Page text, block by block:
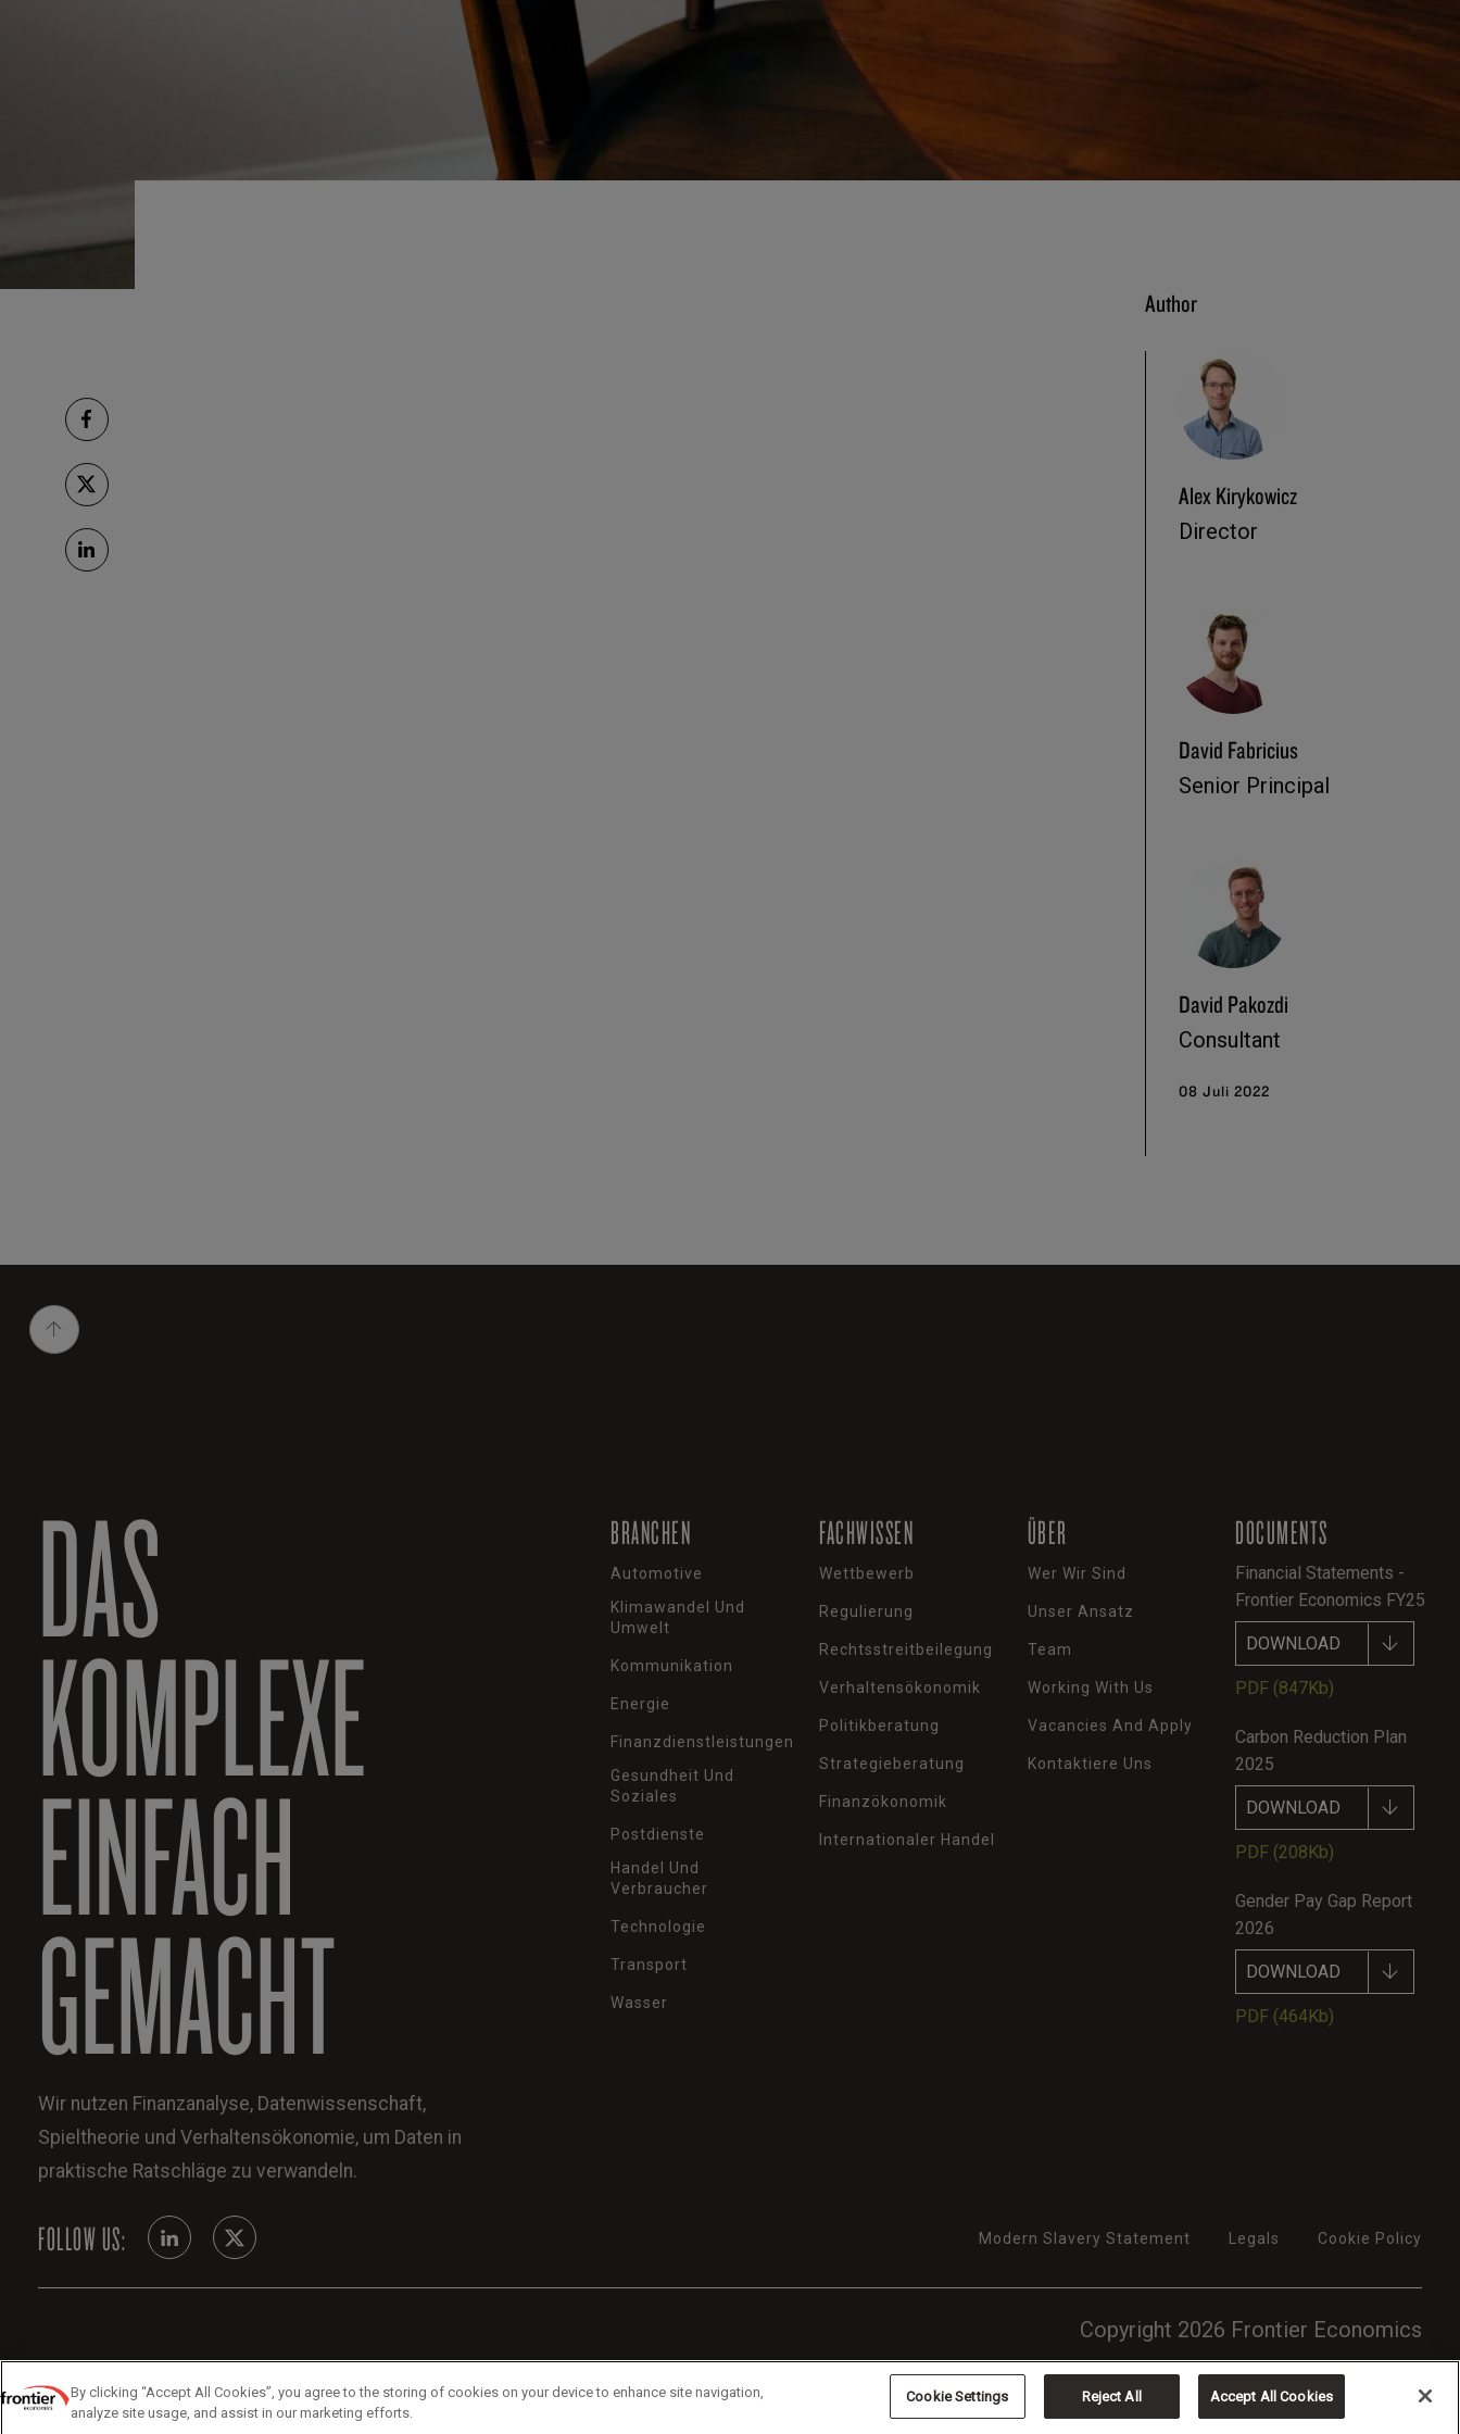
Author
Alex Kirykowicz
Director
David Fabricius
Senior Principal
David Pakozdi
Consultant
08 Juli 2022
DAS
KOMPLEXE
EINFACH
GEMACHT
Wir nutzen Finanzanalyse, Datenwissenschaft,
Spieltheorie und Verhaltensökonomie, um Daten in
praktische Ratschläge zu verwandeln.
BRANCHEN
Automotive
Klimawandel Und
Umwelt
Kommunikation
Energie
Finanzdienstleistungen
Gesundheit Und
Soziales
Postdienste
Handel Und
Verbraucher
Technologie
Transport
Wasser
FACHWISSEN
Wettbewerb
Regulierung
Rechtsstreitbeilegung
Verhaltensökonomik
Politikberatung
Strategieberatung
Finanzökonomik
Internationaler Handel
ÜBER
Wer Wir Sind
Unser Ansatz
Team
Working With Us
Vacancies And Apply
Kontaktiere Uns
DOCUMENTS
Financial Statements -
Frontier Economics FY25
DOWNLOAD
PDF (847Kb)
Carbon Reduction Plan
2025
DOWNLOAD
PDF (208Kb)
Gender Pay Gap Report
2026
DOWNLOAD
PDF (464Kb)
FOLLOW US: Modern Slavery Statement Legals Cookie Policy
Copyright 2026 Frontier Economics
By clicking “Accept All Cookies”, you agree to the storing of cookies on your device to enhance site navigation,
analyze site usage, and assist in our marketing efforts.
Cookie Settings Reject All Accept All Cookies